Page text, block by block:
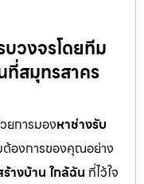
บวงจรโดยทีม
สมุทรสาคร
ยการมองหาช่างรับ
ต้องการของคุณอย่าง
างบ้าน ใกล้ฉัน ที่ไว้ใจ